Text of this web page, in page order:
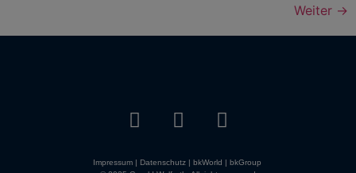
Weiter →
Impressum | Datenschutz| bkWorld | bkGroup